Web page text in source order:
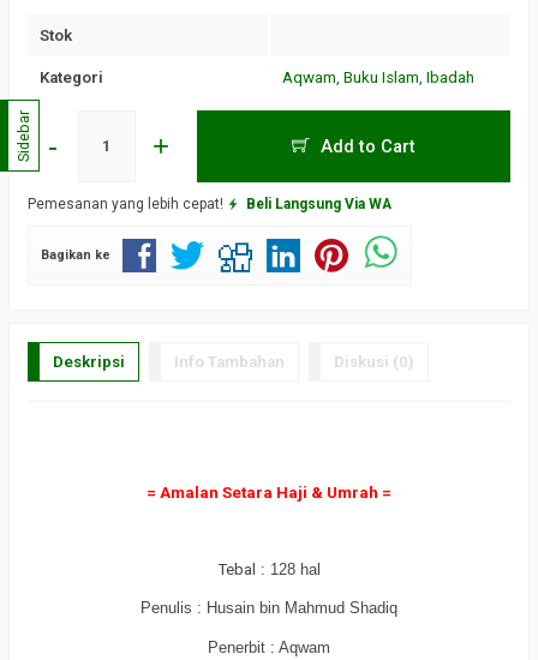
Stok
Kategori Aqwam, Buku Islam, Ibadah
- + Add to Cart
Pemesanan yang lebih cepat! Beli Langsung Via WA
Bagikan ke
Deskripsi Info Tambahan Diskusi (0)
= Amalan Setara Haji & Umrah =
Tebal : 128 hal
Penulis : Husain bin Mahmud Shadiq
Penerbit : Aqwam
Sidebar